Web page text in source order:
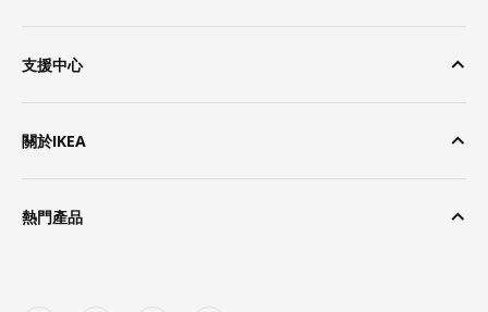
支援中心
關於IKEA
熱門產品